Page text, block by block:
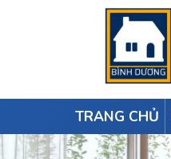
TRANG CHỦ